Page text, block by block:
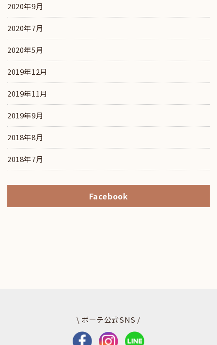
2020年9月
2020年7月
2020年5月
2019年12月
2019年11月
2019年9月
2018年8月
2018年7月
Facebook
\ ボーテ公式SNS /